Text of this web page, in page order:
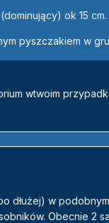
ok 15 cm.
pyszczakiem w
wtwoim
dłużej) w
Obecnie 2